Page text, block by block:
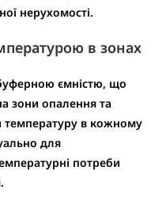
нерухомості.
в зонах
ємністю, що
зони опалення та
температуру в кожному
для
потреби